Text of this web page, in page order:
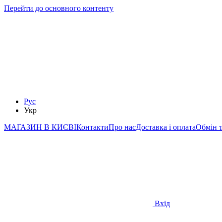
Перейти до основного контенту
Рус
Укр
МАГАЗИН В КИЄВІКонтактиПро насДоставка і оплатаОбмін
Вхід